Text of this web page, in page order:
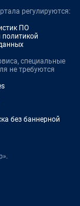
регулируются:
ПО
специальные
не требуются
без баннерной